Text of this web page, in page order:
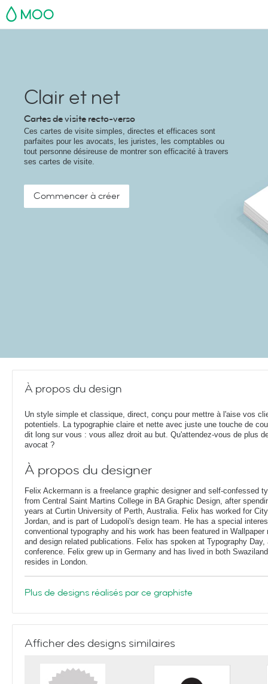
MOO
Clair et net
Cartes de visite recto-verso
Ces cartes de visite simples, directes et efficaces sont
parfaites pour les avocats, les juristes, les comptables ou
tout personne désireuse de montrer son efficacité à travers
ses cartes de visite.
Commencer à créer
À propos du design
Un style simple et classique, direct, conçu pour mettre à l'aise vos
potentiels. La typographie claire et nette avec juste une touche de
dit long sur vous : vous allez droit au but. Qu'attendez-vous de plus
avocat ?
À propos du designer
Felix Ackermann is a freelance graphic designer and self-confessed
from Central Saint Martins College in BA Graphic Design, after
years at Curtin University of Perth, Australia. Felix has worked for
Jordan, and is part of Ludopoli's design team. He has a special
conventional typography and his work has been featured in
and design related publications. Felix has spoken at Typography
conference. Felix grew up in Germany and has lived in both
resides in London.
Plus de designs réalisés par ce graphiste
Afficher des designs similaires